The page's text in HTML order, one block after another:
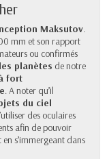
Maksutov.
mm et son rapport
ou confirmés
planètes de notre
fort
. A noter qu’il
du ciel
des oculaires
afin de pouvoir
s’immergeant dans